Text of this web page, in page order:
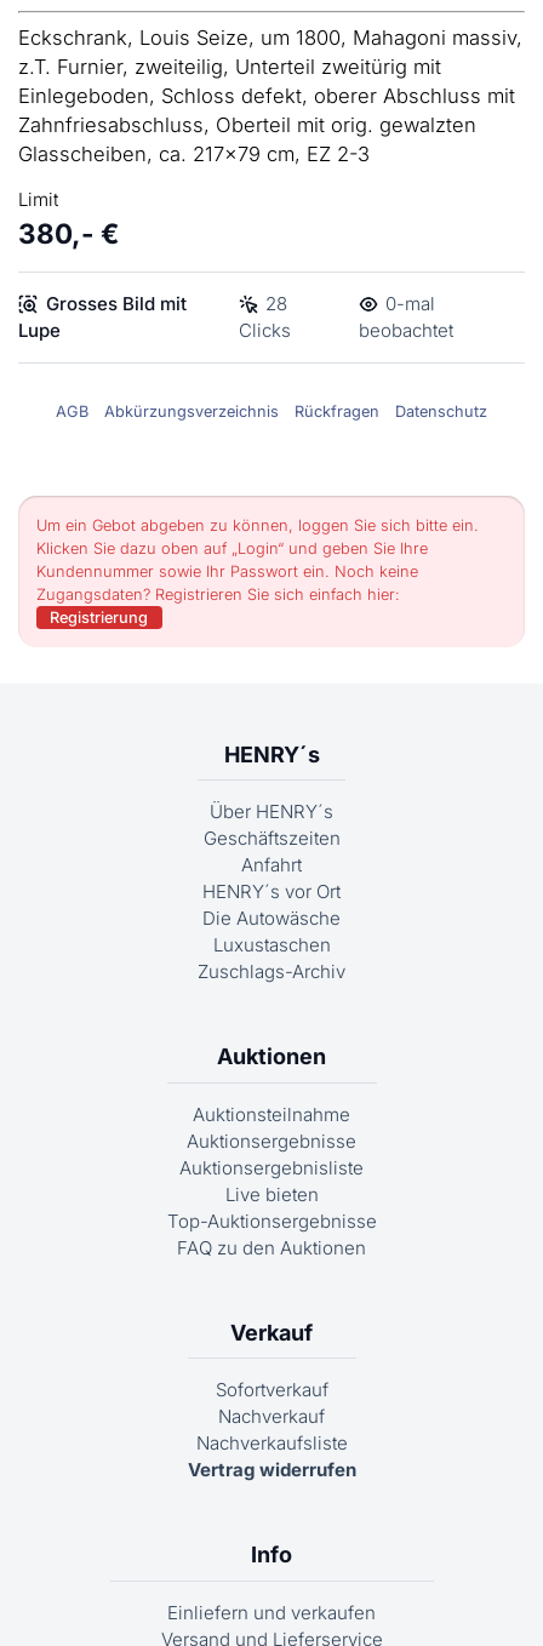
Eckschrank, Louis Seize, um 1800, Mahagoni massiv,
z.T. Furnier, zweiteilig, Unterteil zweitürig mit
Einlegeboden, Schloss defekt, oberer Abschluss mit
Zahnfriesabschluss, Oberteil mit orig. gewalzten
Glasscheiben, ca. 217x79 cm, EZ 2-3
Limit
380,- €
Grosses Bild mit
Lupe
28
Clicks
0-mal
beobachtet
AGB Abkürzungsverzeichnis Rückfragen Datenschutz
Um ein Gebot abgeben zu können, loggen Sie sich bitte ein.
Klicken Sie dazu oben auf „Login“ und geben Sie Ihre
Kundennummer sowie Ihr Passwort ein. Noch keine
Zugangsdaten? Registrieren Sie sich einfach hier:
Registrierung
HENRY´s
Über HENRY´s
Geschäftszeiten
Anfahrt
HENRY´s vor Ort
Die Autowäsche
Luxustaschen
Zuschlags-Archiv
Auktionen
Auktionsteilnahme
Auktionsergebnisse
Auktionsergebnisliste
Live bieten
Top-Auktionsergebnisse
FAQ zu den Auktionen
Verkauf
Sofortverkauf
Nachverkauf
Nachverkaufsliste
Vertrag widerrufen
Info
Einliefern und verkaufen
Versand und Lieferservice